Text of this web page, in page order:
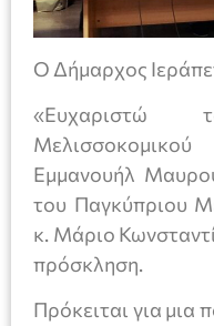
Ο Δήμαρχος
Εμμανουήλ
του Παγκύπριου
κ. Μάριο
πρόσκληση.
Πρόκειται για μια